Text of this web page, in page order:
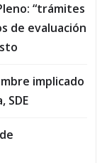
“trámites
de evaluación
implicado
SDE